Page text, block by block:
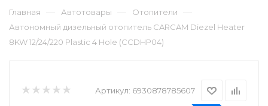
Главная — Автотовары — Отопители —
Автономный дизельный отопитель CARCAM Diezel Heater
8KW 12/24/220 Plastic 4 Hole (ССDHP04)
Артикул: 6930878785607